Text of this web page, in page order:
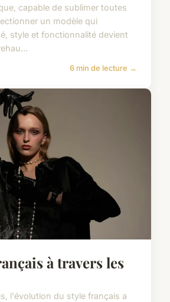
capable de sublimer toutes
un modèle qui
style et fonctionnalité devient
6 min de lecture →
à travers les
l'évolution du style français a